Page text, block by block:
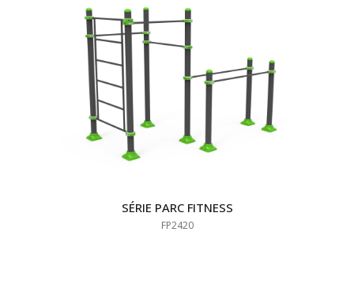
SÉRIE PARC FITNESS
FP2420